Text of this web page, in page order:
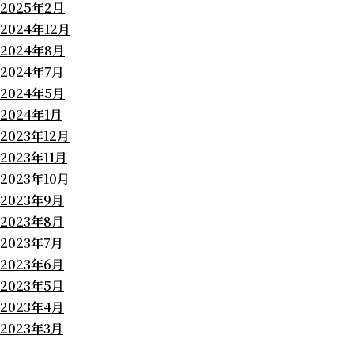
2025年2月
2024年12月
2024年8月
2024年7月
2024年5月
2024年1月
2023年12月
2023年11月
2023年10月
2023年9月
2023年8月
2023年7月
2023年6月
2023年5月
2023年4月
2023年3月